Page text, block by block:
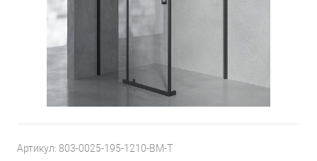
Артикул: 803-0025-195-1210-BM-T